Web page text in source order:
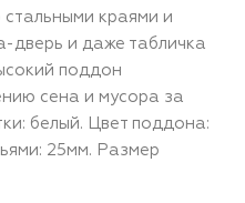
краями и
дверь и даже табличка
поддон
сена и мусора за
белый. Цвет поддона:
25мм. Размер